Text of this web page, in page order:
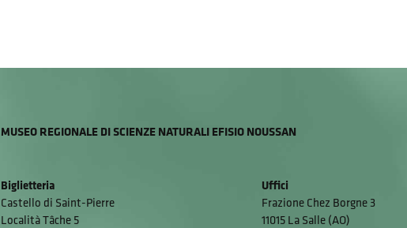
MUSEO REGIONALE DI SCIENZE NATURALI EFISIO NOUSSAN
Biglietteria
Castello di Saint-Pierre
Località Tâche 5
Uffici
Frazione Chez Borgne 3
11015 La Salle (AO)